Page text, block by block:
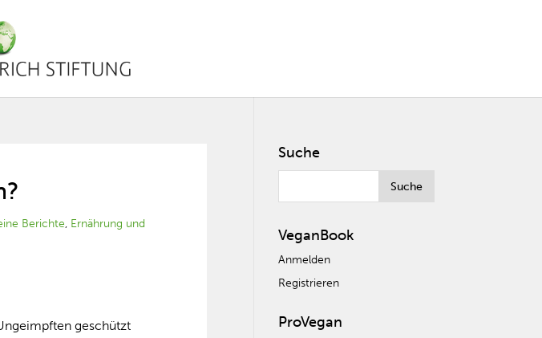
Berichte, Ernährung und
geschützt
Suche
VeganBook
Anmelden
Registrieren
ProVegan